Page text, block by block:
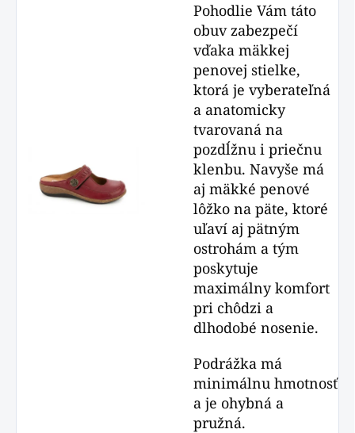
Pohodlie Vám táto
obuv zabezpečí
vďaka mäkkej
penovej stielke,
ktorá je vyberateľná
a anatomicky
tvarovaná na
pozdĺžnu i priečnu
klenbu. Navyše má
aj mäkké penové
lôžko na päte, ktoré
uľaví aj pätným
ostrohám a tým
poskytuje
maximálny komfort
pri chôdzi a
dlhodobé nosenie.
Podrážka má
minimálnu hmotnosť
a je ohybná a
pružná.